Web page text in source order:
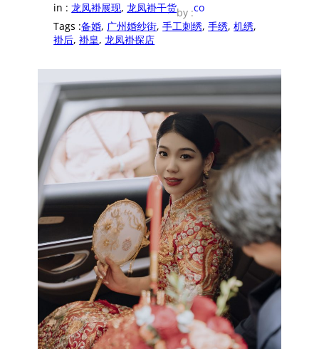
in :龙凤褂展现, 龙凤褂干货by :co
Tags :备婚, 广州婚纱街, 手工刺绣, 手绣, 机绣
褂后, 褂皇, 龙凤褂探店